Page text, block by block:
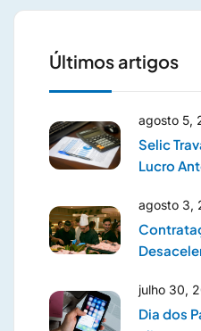
Últimos artigos
agosto 5,
Selic
Lucro
agosto 3,
julho 30,
Dia dos